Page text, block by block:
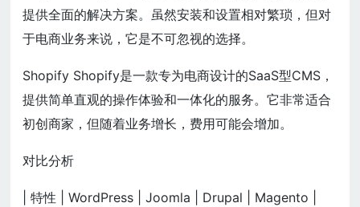
提供全面的解决方案。虽然安装和设置相对繁琐，但对
于电商业务来说，它是不可忽视的选择。
Shopify Shopify是一款专为电商设计的SaaS型CMS，
提供简单直观的操作体验和一体化的服务。它非常适合
初创商家，但随着业务增长，费用可能会增加。
对比分析
| 特性 | WordPress | Joomla | Drupal | Magento |